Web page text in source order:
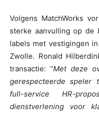
Volgens MatchWorks
sterke aanvulling op de
labels met vestigingen
Zwolle. Ronald
transactie: “Met deze
gerespecteerde speler
full-service HR-
dienstverlening voor